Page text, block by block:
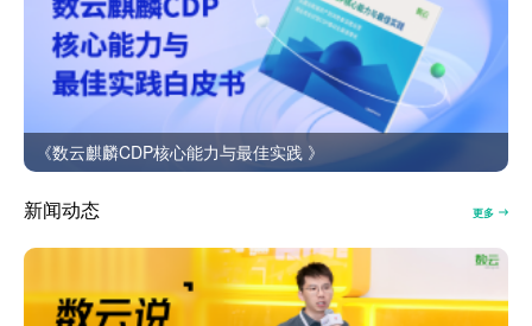
《数云麒麟CDP核心能力与最佳实践 》
新闻动态 更多